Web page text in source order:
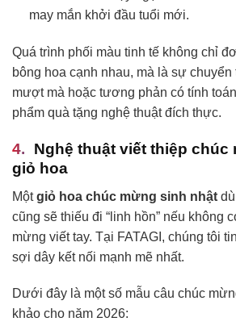
may mắn khởi đầu tuổi mới.
Quá trình phối màu tinh tế không chỉ
bông hoa cạnh nhau, mà là sự chuyển
mượt mà hoặc tương phản có tính
phẩm quà tặng nghệ thuật đích thực.
Nghệ thuật viết thiệp chúc
giỏ hoa
Mộtgiỏ hoa chúc mừng sinh nhật
cũng sẽ thiếu đi “linh hồn” nếu không
mừng viết tay. Tại FATAGI, chúng tôi
sợi dây kết nối mạnh mẽ nhất.
Dưới đây là một số mẫu câu chúc
khảo cho năm 2026: